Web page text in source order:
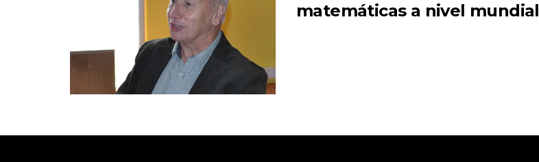
matemáticas a nivel mundial